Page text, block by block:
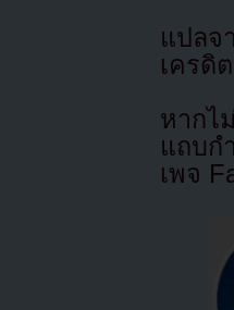
แปล
เครดิ
หากไ
แถบก
เพจ